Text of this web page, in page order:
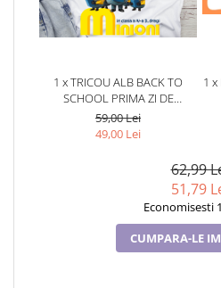
1 x TRICOU ALB BACK TO
SCHOOL PRIMA ZI DE
GRADINITA DIN BUMBAC
TEMATICA MINIONI ABS1133
59,00 Lei
49,00 Lei
1 x
62,99
51,79
Economisesti
CUMPARA-LE